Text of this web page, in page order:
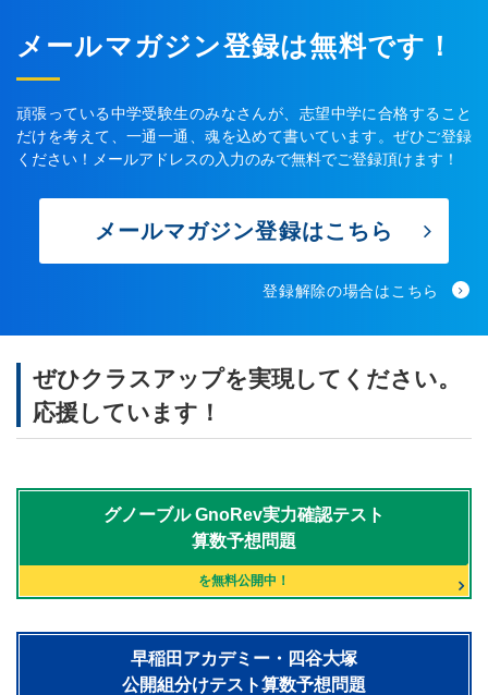
メールマガジン登録は無料です！
頑張っている中学受験生のみなさんが、志望中学に合格すること
だけを考えて、一通一通、魂を込めて書いています。ぜひご登録
ください！メールアドレスの入力のみで無料でご登録頂けます！
メールマガジン登録はこちら
登録解除の場合はこちら
ぜひクラスアップを実現してください。
応援しています！
グノーブルGnoRev実力確認テスト
算数予想問題
を無料公開中！
早稲田アカデミー・四谷大塚
公開組分けテスト算数予想問題